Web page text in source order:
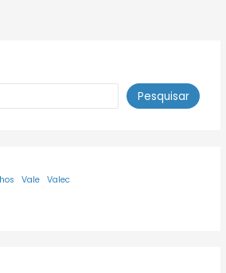
Pesquisar
Vale Valec